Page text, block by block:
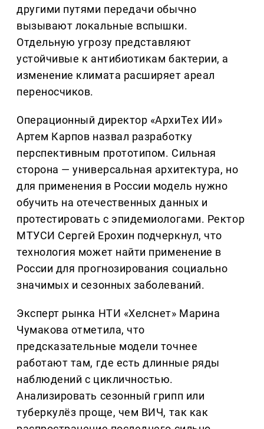
другими путями передачи обычно
вызывают локальные вспышки.
Отдельную угрозу представляют
устойчивые к антибиотикам бактерии, а
изменение климата расширяет ареал
переносчиков.
Операционный директор «АрхиТех ИИ»
Артем Карпов назвал разработку
перспективным прототипом. Сильная
сторона — универсальная архитектура, но
для применения в России модель нужно
обучить на отечественных данных и
протестировать с эпидемиологами. Ректор
МТУСИ Сергей Ерохин подчеркнул, что
технология может найти применение в
России для прогнозирования социально
значимых и сезонных заболеваний.
Эксперт рынка НТИ «Хелснет» Марина
Чумакова отметила, что
предсказательные модели точнее
работают там, где есть длинные ряды
наблюдений с цикличностью.
Анализировать сезонный грипп или
туберкулёз проще, чем ВИЧ, так как